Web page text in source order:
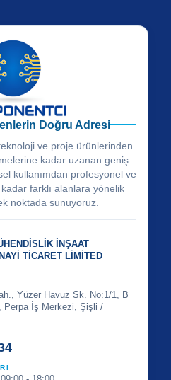
Doğru Adresi
ve proje ürünlerinden
kadar uzanan geniş
kullanımdan profesyonel ve
farklı alanlara yönelik
noktada sunuyoruz.
İNŞAAT
TİCARET LİMİTED
Yüzer Havuz Sk. No:1/1, B
Perpa İş Merkezi, Şişli /